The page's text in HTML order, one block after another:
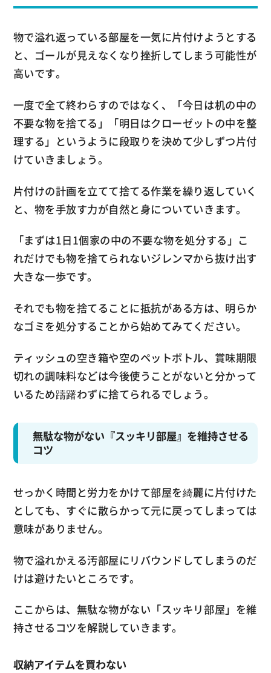
物で溢れ返っている部屋を一気に片付けようとする
と、ゴールが見えなくなり挫折してしまう可能性が
高いです。
一度で全て終わらすのではなく、「今日は机の中の
不要な物を捨てる」「明日はクローゼットの中を整
理する」というように段取りを決めて少しずつ片付
けていきましょう。
片付けの計画を立てて捨てる作業を繰り返していく
と、物を手放す力が自然と身についていきます。
「まずは1日1個家の中の不要な物を処分する」こ
れだけでも物を捨てられないジレンマから抜け出す
大きな一歩です。
それでも物を捨てることに抵抗がある方は、明らか
なゴミを処分することから始めてみてください。
ティッシュの空き箱や空のペットボトル、賞味期限
切れの調味料などは今後使うことがないと分かって
いるため躊躇わずに捨てられるでしょう。
無駄な物がない『スッキリ部屋』を維持させる
コツ
せっかく時間と労力をかけて部屋を綺麗に片付けた
としても、すぐに散らかって元に戻ってしまっては
意味がありません。
物で溢れかえる汚部屋にリバウンドしてしまうのだ
けは避けたいところです。
ここからは、無駄な物がない「スッキリ部屋」を維
持させるコツを解説していきます。
収納アイテムを買わない